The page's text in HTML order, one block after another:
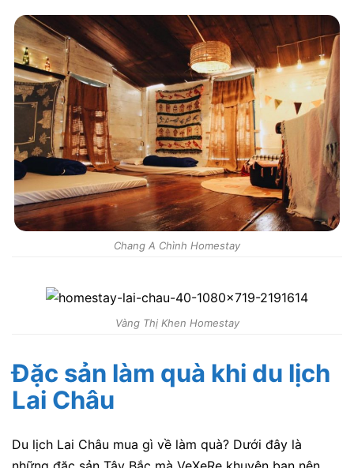
Chang A Chình Homestay
Vàng Thị Khen Homestay
Đặc sản làm quà khi du lịch
Lai Châu
Du lịch Lai Châu mua gì về làm quà? Dưới đây là